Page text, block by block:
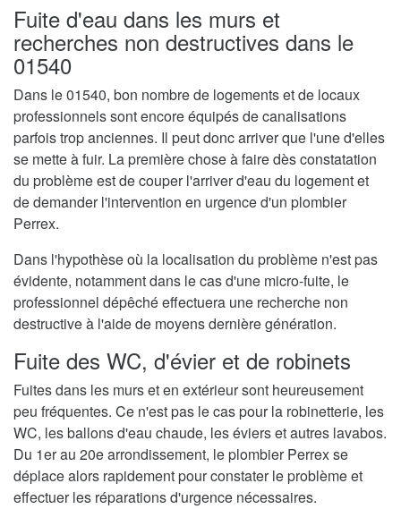
Fuite d'eau dans les murs et
recherches non destructives dans le
01540
Dans le 01540, bon nombre de logements et de locaux
professionnels sont encore équipés de canalisations
parfois trop anciennes. Il peut donc arriver que l'une d'elles
se mette à fuir. La première chose à faire dès constatation
du problème est de couper l'arriver d'eau du logement et
de demander l'intervention en urgence d'un plombier
Perrex.
Dans l'hypothèse où la localisation du problème n'est pas
évidente, notamment dans le cas d'une micro-fuite, le
professionnel dépêché effectuera une recherche non
destructive à l'aide de moyens dernière génération.
Fuite des WC, d'évier et de robinets
Fuites dans les murs et en extérieur sont heureusement
peu fréquentes. Ce n'est pas le cas pour la robinetterie, les
WC, les ballons d'eau chaude, les éviers et autres lavabos.
Du 1er au 20e arrondissement, le plombier Perrex se
déplace alors rapidement pour constater le problème et
effectuer les réparations d'urgence nécessaires.